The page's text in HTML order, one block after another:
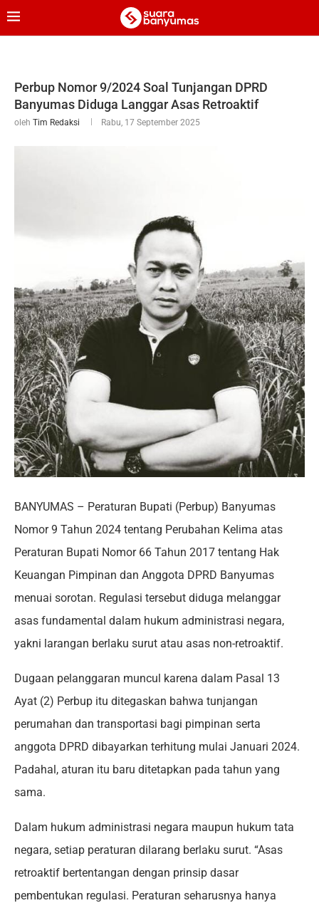
Perbup Nomor 9/2024 Soal Tunjangan DPRD
Banyumas Diduga Langgar Asas Retroaktif
oleh Tim Redaksi Rabu, 17 September 2025
BANYUMAS – Peraturan Bupati (Perbup) Banyumas
Nomor 9 Tahun 2024 tentang Perubahan Kelima atas
Peraturan Bupati Nomor 66 Tahun 2017 tentang Hak
Keuangan Pimpinan dan Anggota DPRD Banyumas
menuai sorotan. Regulasi tersebut diduga melanggar
asas fundamental dalam hukum administrasi negara,
yakni larangan berlaku surut atau asas non-retroaktif.
Dugaan pelanggaran muncul karena dalam Pasal 13
Ayat (2) Perbup itu ditegaskan bahwa tunjangan
perumahan dan transportasi bagi pimpinan serta
anggota DPRD dibayarkan terhitung mulai Januari 2024.
Padahal, aturan itu baru ditetapkan pada tahun yang
sama.
Dalam hukum administrasi negara maupun hukum tata
negara, setiap peraturan dilarang berlaku surut. “Asas
retroaktif bertentangan dengan prinsip dasar
pembentukan regulasi. Peraturan seharusnya hanya